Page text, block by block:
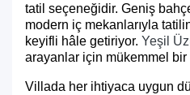
tatil seçeneğidir. Geniş
modern iç mekanlarıyla
keyifli hâle getiriyor. Yeşil
arayanlar için mükemmel bir
Villada her ihtiyaca uygun